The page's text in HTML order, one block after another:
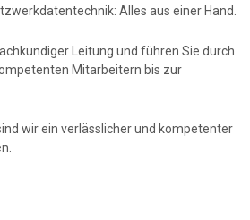
Alles aus einer Hand.
Leitung und führen Sie durch
Mitarbeitern bis zur
wir ein verlässlicher und kompetenter